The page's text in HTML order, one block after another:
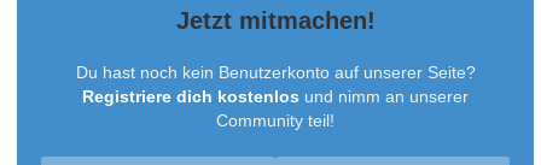
Jetzt mitmachen!
Du hast noch kein Benutzerkonto auf unserer Seite?
Registriere dich kostenlos und nimm an unserer
Community teil!